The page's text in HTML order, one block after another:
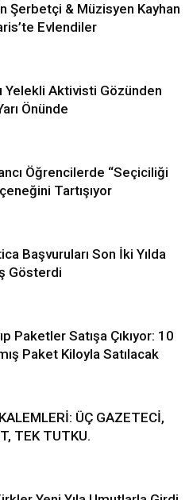
Şerbetçi & Müzisyen Kayhan
Evlendiler
Yelekli Aktivisti Gözünden
Önünde
Öğrencilerde “Seçiciliği
Tartışıyor
Başvuruları Son İki Yılda
Gösterdi
Paketler Satışa Çıkıyor: 10
Paket Kiloyla Satılacak
ÜÇ GAZETECİ,
TEK TUTKU.